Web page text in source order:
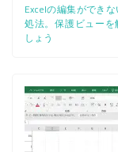
Excelの編集ができ
処法。保護ビューを
しょう